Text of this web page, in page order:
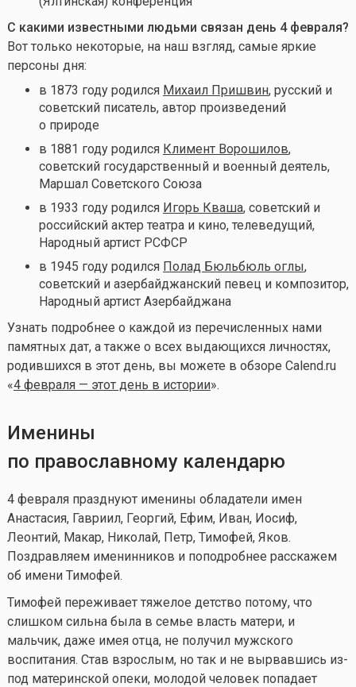
С какими известными людьми связан день 4 февраля?
Вот только некоторые, на наш взгляд, самые яркие
персоны дня:
в 1873 году родился Михаил Пришвин, русский и
советский писатель, автор произведений
о природе
в 1881 году родился Климент Ворошилов,
советский государственный и военный деятель,
Маршал Советского Союза
в 1933 году родился Игорь Кваша, советский и
российский актер театра и кино, телеведущий,
Народный артист РСФСР
в 1945 году родился Полад Бюльбюль оглы,
советский и азербайджанский певец и композитор,
Народный артист Азербайджана
Узнать подробнее о каждой из перечисленных нами
памятных дат, а также о всех выдающихся личностях,
родившихся в этот день, вы можете в обзоре Calend.ru
«4 февраля — этот день в истории».
Именины
по православному календарю
4 февраля празднуют именины обладатели имен
Анастасия, Гавриил, Георгий, Ефим, Иван, Иосиф,
Леонтий, Макар, Николай, Петр, Тимофей, Яков.
Поздравляем именинников и поподробнее расскажем
об имени Тимофей.
Тимофей переживает тяжелое детство потому, что
слишком сильна была в семье власть матери, и
мальчик, даже имея отца, не получил мужского
воспитания. Став взрослым, но так и не вырвавшись из-
под материнской опеки, молодой человек попадает